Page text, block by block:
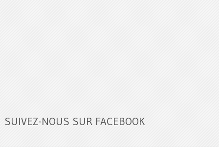
SUIVEZ-NOUS SUR FACEBOOK